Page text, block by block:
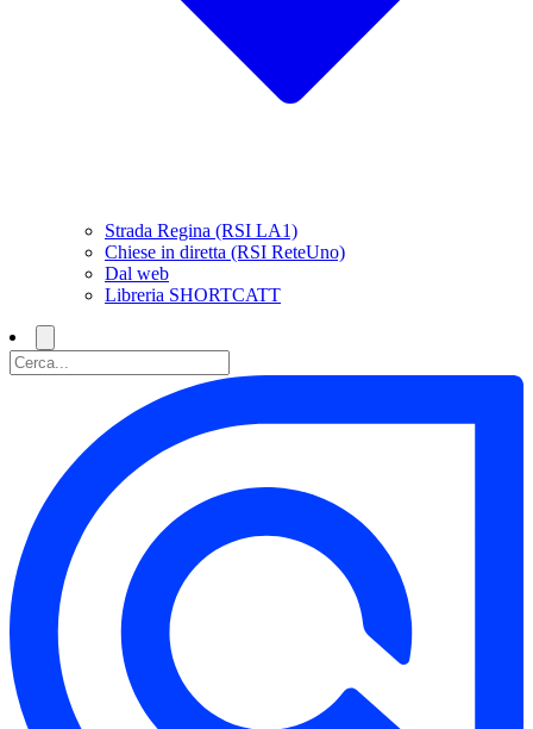
Strada Regina (RSI LA1)
Chiese in diretta (RSI ReteUno)
Dal web
Libreria SHORTCATT